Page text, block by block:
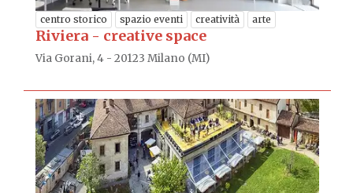
centro storico spazio eventi creatività arte
Riviera - creative space
Via Gorani, 4 - 20123 Milano (MI)